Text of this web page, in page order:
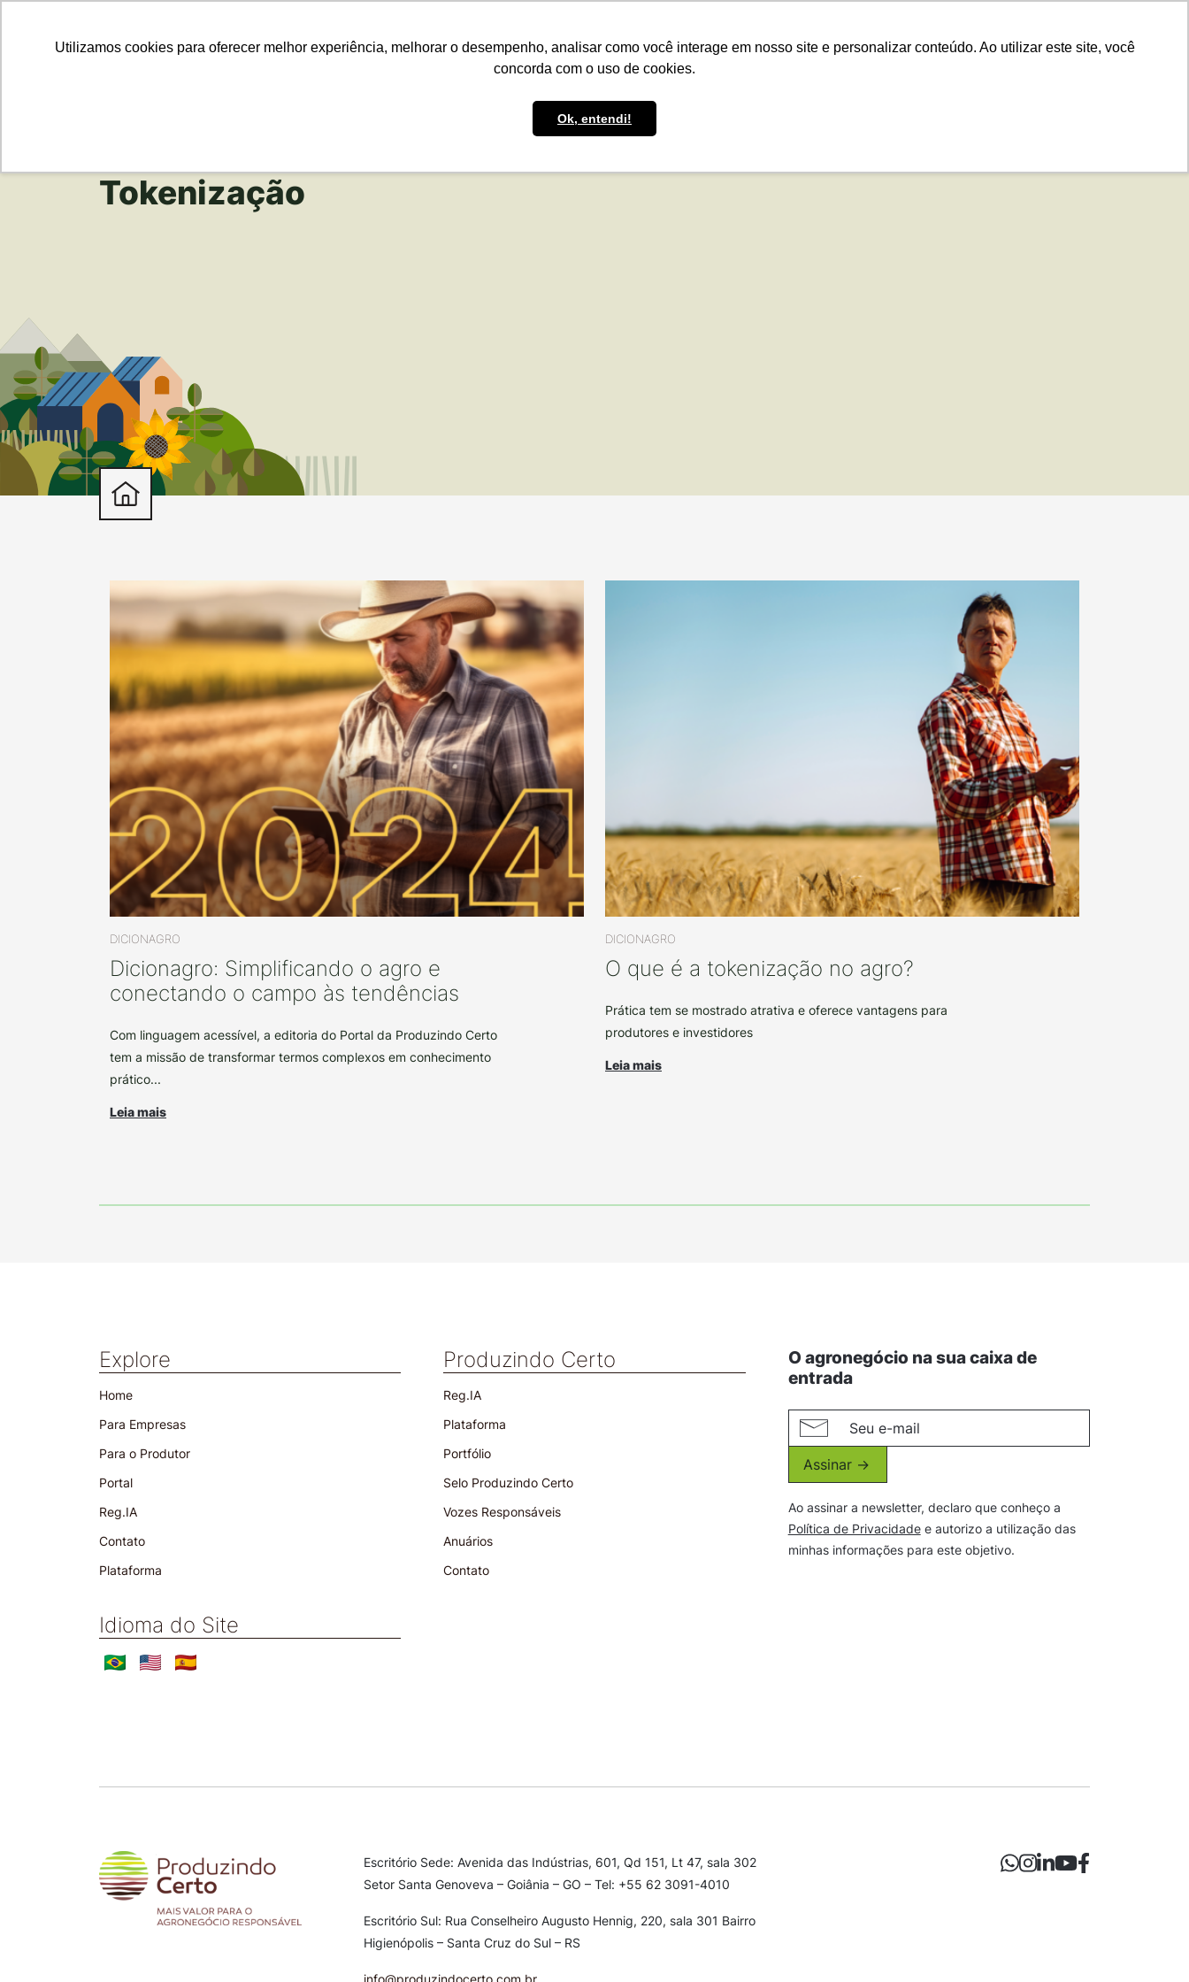
Utilizamos cookies para oferecer melhor experiência, melhorar o desempenho, analisar como você interage em nosso site e personalizar conteúdo. Ao utilizar este site, você
concorda com o uso de cookies.
Ok, entendi!
Tokenização
DICIONAGRO
Dicionagro: Simplificando o agro e
conectando o campo às tendências
Com linguagem acessível, a editoria do Portal da Produzindo Certo
tem a missão de transformar termos complexos em conhecimento
prático...
Leia mais
DICIONAGRO
O que é a tokenização no agro?
Prática tem se mostrado atrativa e oferece vantagens para
produtores e investidores
Leia mais
Explore
Home
Para Empresas
Para o Produtor
Portal
Reg.IA
Contato
Plataforma
Idioma do Site
Produzindo Certo
Reg.IA
Plataforma
Portfólio
Selo Produzindo Certo
Vozes Responsáveis
Anuários
Contato
O agronegócio na sua caixa de
entrada
Assinar ->
Ao assinar a newsletter, declaro que conheço a
Política de Privacidadee autorizo a utilização das
minhas informações para este objetivo.
Escritório Sede: Avenida das Indústrias, 601, Qd 151, Lt 47, sala 302
Setor Santa Genoveva – Goiânia – GO – Tel: +55 62 3091-4010
Escritório Sul: Rua Conselheiro Augusto Hennig, 220, sala 301 Bairro
Higienópolis – Santa Cruz do Sul – RS